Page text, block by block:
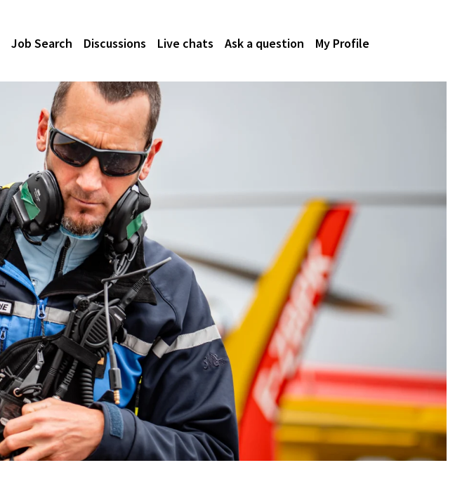
Job Search Discussions Live chats Ask a question My Profile